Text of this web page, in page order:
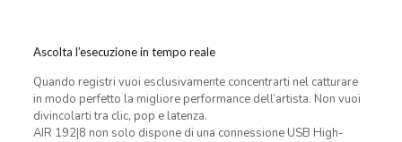
Ascolta l’esecuzione in tempo reale
Quando registri vuoi esclusivamente concentrarti nel catturare
in modo perfetto la migliore performance dell’artista. Non vuoi
divincolarti tra clic, pop e latenza.
AIR 192|8 non solo dispone di una connessione USB High-